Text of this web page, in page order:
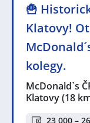
🍟
Klatovy!
kolegy.
McDonald`s
Klatovy(18
23 000 –